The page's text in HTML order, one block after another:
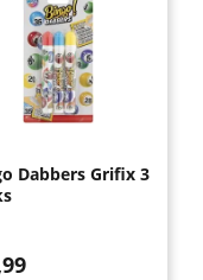
Dabbers Grifix 3